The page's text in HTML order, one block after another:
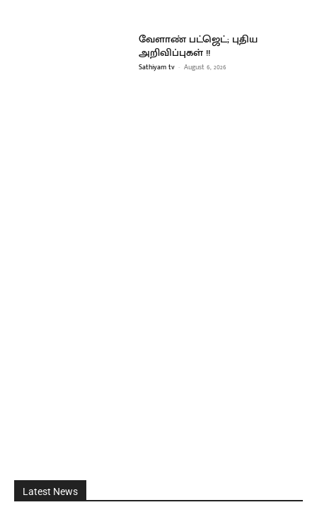
வேளாண் பட்ஜெட்; புதிய
அறிவிப்புகள் !!
Sathiyam tv - August 6, 2026
Latest News